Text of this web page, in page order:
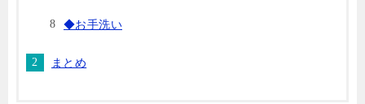
◆お手洗い
まとめ